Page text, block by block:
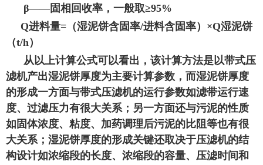
β——固相回收率，一般取≥95%
Q进料量=（湿泥饼含固率/进料含固率）×Q湿泥饼
（t/h）
从以上计算公式可以看出，该计算方法是以带式压
滤机产出湿泥饼厚度为主要计算参数，而湿泥饼厚度
的形成一方面与带式压滤机的运行参数如滤带运行速
度、过滤压力有很大关系；另一方面还与污泥的性质
如固体浓度、粘度、加药调理后污泥的比阻等也有很
大关系；湿泥饼厚度的形成关键还取决于压滤机的结
构设计如浓缩段的长度、浓缩段的容量、压滤时间和